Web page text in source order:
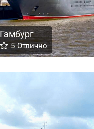
Гамбург
5 Отлично